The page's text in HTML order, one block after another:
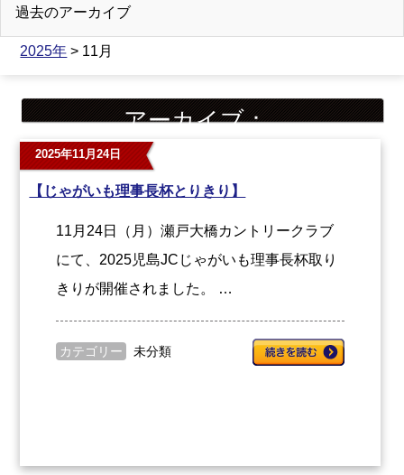
過去のアーカイブ
2025年 > 11月
アーカイブ：
2025年11月24日
【じゃがいも理事長杯とりきり】
11月24日（月）瀬戸大橋カントリークラブ
にて、2025児島JCじゃがいも理事長杯取り
きりが開催されました。 …
カテゴリー 未分類